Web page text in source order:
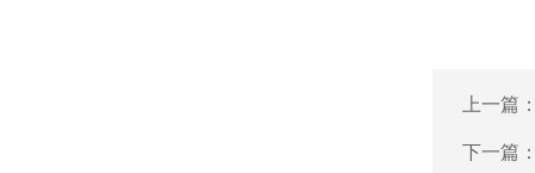
上一篇
下一篇